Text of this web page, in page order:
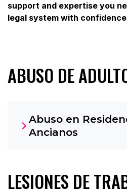
support and expertise you
legal system with
ABUSO DE
Abuso en
Ancianos
LESIONES DE